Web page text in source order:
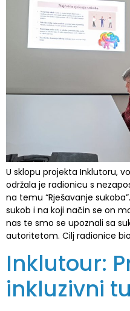
U sklopu projekta Inklutoru,
održala je radionicu s
na temu “Rješavanje
sukob i na koji način se on
nas te smo se upoznali sa
autoritetom. Cilj radionice
Inklutour:
inkluzivni